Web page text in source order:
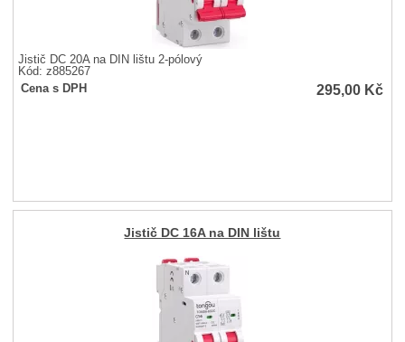
Jistič DC 20A na DIN lištu 2-pólový
Kód: z885267
Cena s DPH
295,00 Kč
Jistič DC 16A na DIN lištu